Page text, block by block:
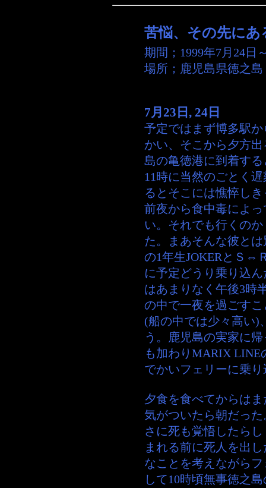
苦悩、その先にあ
期間； 1999年7月24日
場所； 鹿児島県徳之島
7月23日, 24日
予定ではまず博多駅
かい、そこから夕方
島の亀徳港に到着す
11時に当然のごとく
るとそこには憔悴し
前夜から食中毒によ
い。それでも行くの
た。まあそんな彼と
の1年生JOKERとＳ⇔
に予定どうり乗り込
はあまりなく午後3時
の中で一夜を過ごす
(船の中では少々高い)
う。鹿児島の実家に
も加わりMARIX LINE
でかいフェリーに乗
夕食を食べてからは
気がついたら朝だっ
さに死も覚悟したら
まれる前に死人を出
なことを考えながら
して10時頃無事徳之